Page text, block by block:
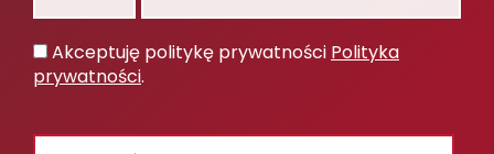
Polityka
prywatności
Akceptuję politykę prywatności Polityka
prywatności.